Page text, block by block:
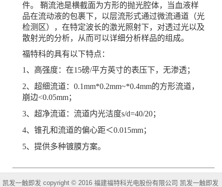
件。
鞘流池是横截面为方形的抛光腔体，当血液样
品在流动液的包裹下，以层流形式通过微流通道（光
检测区），在特定波长的激光照射下，对透过光以及
散射光的分析，从而可以详细分析样品的组成。
福特科的具有以下特点：
1、高强度： 在15磅/平方英寸的表压下，无渗透；
2、超细流道： 0.1mm*0.2mm~*0.4mm的方形流道，
崩边<0.05mm；
3、超净流道：流道内光洁度s/d=40/20；
4、锥孔和流道的偏心距＜0.015mm；
5、提供多种镀膜方案。
凯发一触即发 copyright © 2016 福建福特科光电股份有限公司 凯发一触即发